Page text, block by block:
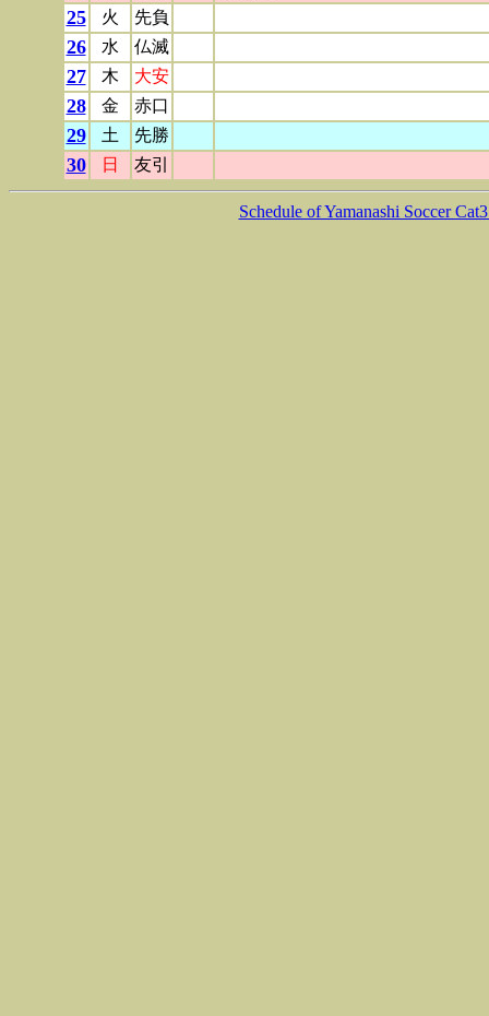
25 火 先負
26 水 仏滅
27 木 大安
28 金 赤口
29 土 先勝
30 日 友引
Schedule of Yamanashi Soccer